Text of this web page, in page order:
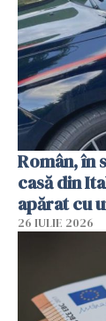
Român, în
casă din
apărat cu
26 IULIE 2026